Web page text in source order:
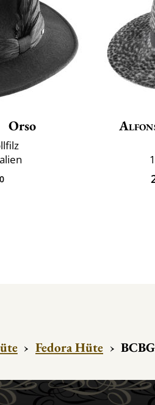
Orso
› Fedora Hüte ›